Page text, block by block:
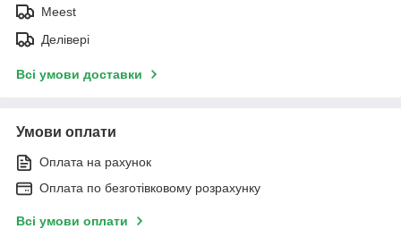
Meest
Делівері
Всі умови доставки
Умови оплати
Оплата на рахунок
Оплата по безготівковому розрахунку
Всі умови оплати